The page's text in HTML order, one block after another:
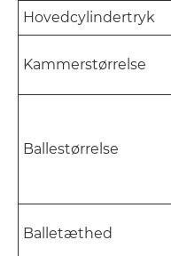
Hovedcylindertryk
Kammerstørrelse
Ballestørrelse
Balletæthed